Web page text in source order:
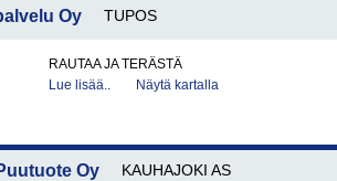
Oy TUPOS
RAUTAA JA TERÄSTÄ
Lue lisää..
Näytä kartalla
Oy KAUHAJOKI AS